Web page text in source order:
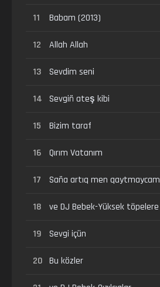
11 Babam (2013)
12 Allah Allah
13 Sevdim seni
14 Sevgiñ ateş kibi
15 Bizim taraf
16 Qırım Vatanım
17 Saña artıq men qaytmaycam
18 ve DJ Bebek-Yüksek töpelere
19 Sevgi içün
20 Bu közler